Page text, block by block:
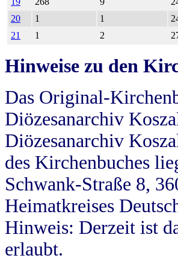
20
1 1
21
1 2
Hinweise zu den
Das Original-
Diözesanarchiv
Diözesanarchiv
des Kirchenbuches
Schwank-Straße 8,
Heimatkreises
Hinweis: Derzeit ist
erlaubt.